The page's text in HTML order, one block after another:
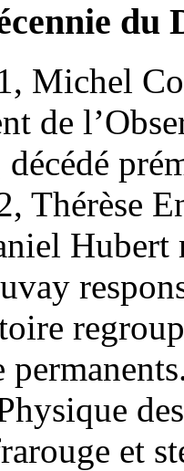
du
Michel
de
Thérèse
Hubert
et